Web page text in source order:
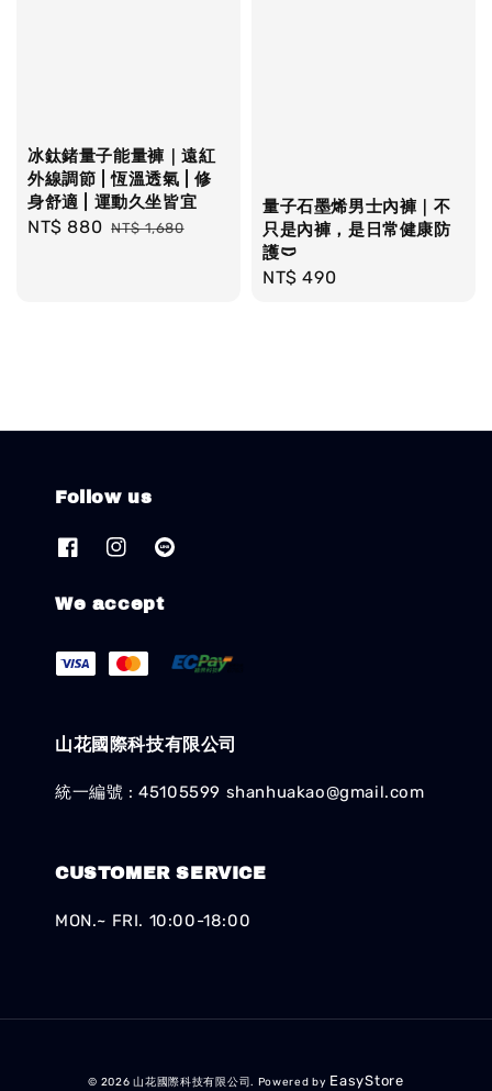
冰鈦鍺量子能量褲｜遠紅
外線調節 | 恆溫透氣 | 修
身舒適 | 運動久坐皆宜
Sale
NT$ 880 Regular
NT$ 1,680
量子石墨烯男士內褲｜不
只是內褲，是日常健康防
護🩲
Regular
NT$ 490
Follow us
We accept
山花國際科技有限公司
統一編號 : 45105599 shanhuakao@gmail.com
CUSTOMER SERVICE
MON.~ FRI. 10:00-18:00
© 2026 山花國際科技有限公司. Powered by EasyStore